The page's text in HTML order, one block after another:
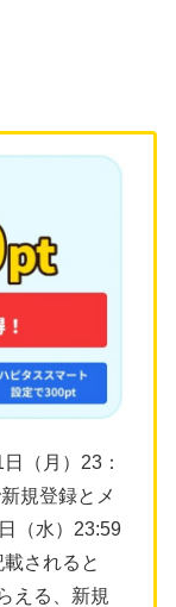
（月）23：
規登録とメ
（水）23:59
されると
える、新規